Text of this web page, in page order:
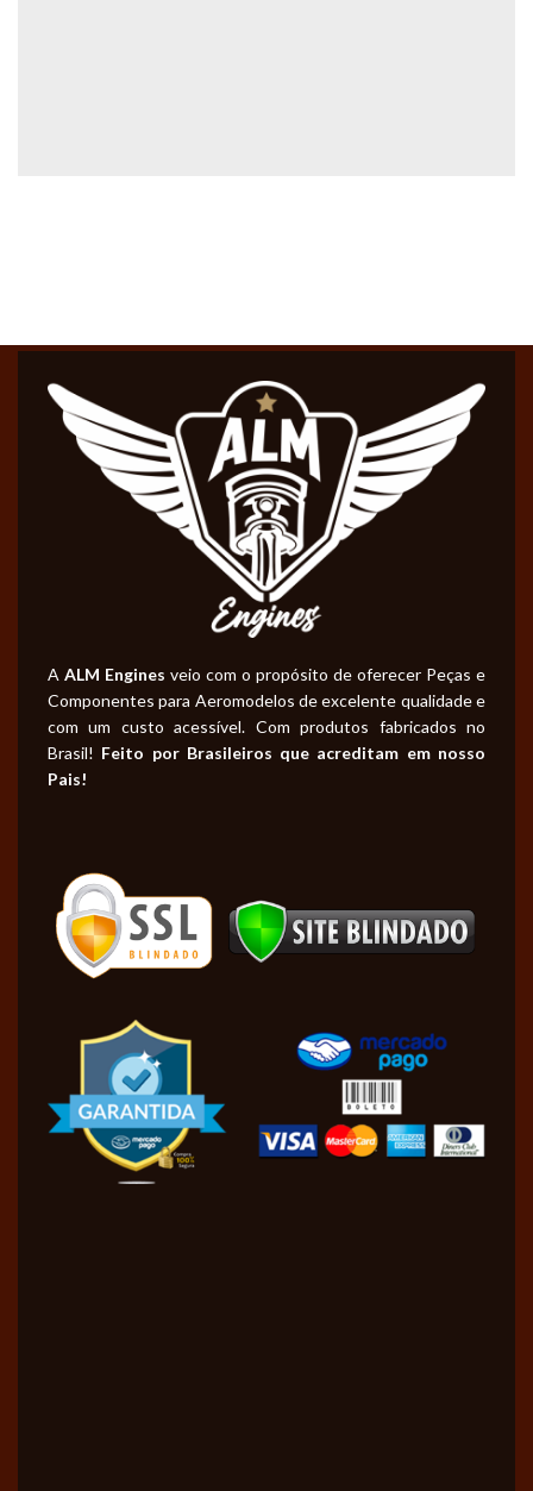
A ALM Engines veio com o propósito de oferecer Peças e
Componentes para Aeromodelos de excelente qualidade e
com um custo acessível. Com produtos fabricados no
Brasil! Feito por Brasileiros que acreditam em nosso
Pais!